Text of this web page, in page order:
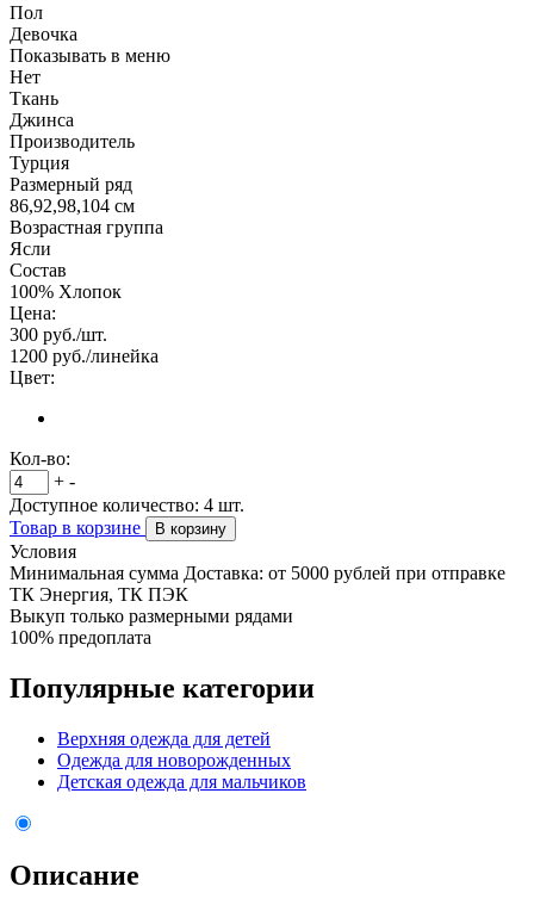
Пол
Девочка
Показывать в меню
Нет
Ткань
Джинса
Производитель
Турция
Размерный ряд
86,92,98,104 см
Возрастная группа
Ясли
Состав
100% Хлопок
Цена:
300 руб./шт.
1200 руб./линейка
Цвет:
Кол-во:
+ -
Доступное количество: 4 шт.
Товар в корзине
В корзину
Условия
Минимальная сумма Доставка: от 5000 рублей при отправке
ТК Энергия, ТК ПЭК
Выкуп только размерными рядами
100% предоплата
Популярные категории
Верхняя одежда для детей
Одежда для новорожденных
Детская одежда для мальчиков
Описание